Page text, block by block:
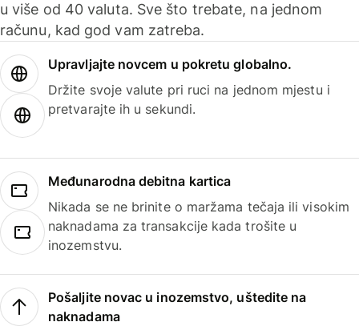
u više od 40 valuta. Sve što trebate, na jednom
računu, kad god vam zatreba.
Upravljajte novcem u pokretu globalno.
Držite svoje valute pri ruci na jednom mjestu i
pretvarajte ih u sekundi.
Međunarodna debitna kartica
Nikada se ne brinite o maržama tečaja ili visokim
naknadama za transakcije kada trošite u
inozemstvu.
Pošaljite novac u inozemstvo, uštedite na
naknadama